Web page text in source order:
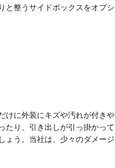
と整うサイドボックスをオプシ
けに外装にキズや汚れが付きや
たり、引き出しが引っ掛かって
ょう。当社は、少々のダメージ